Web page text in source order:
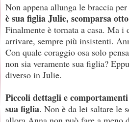
Non appena allunga le braccia
è sua figlia Julie, scomparsa
Finalmente è tornata a casa. Ma i
arrivare, sempre più insistenti.
Con quale coraggio osa solo
non sia veramente sua figlia?
diverso in Julie.
Piccoli dettagli e
sua figlia. Non è da lei saltare le